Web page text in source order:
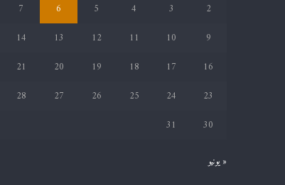
2
3
4
5
6
7
9
10
11
12
13
14
16
17
18
19
20
21
23
24
25
26
27
28
30
31
« يونيو